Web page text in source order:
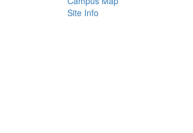
Site Info